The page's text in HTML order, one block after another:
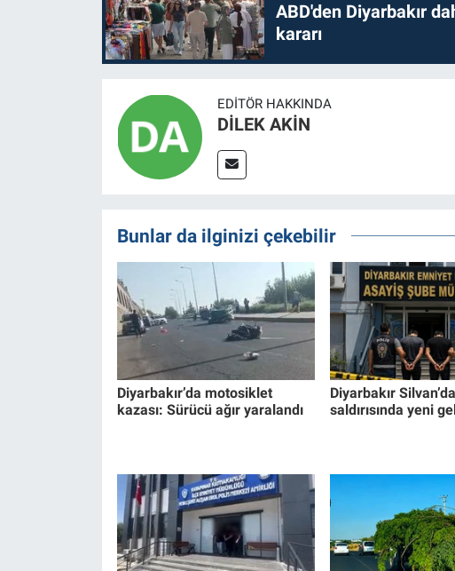
ABD'den Diyarbakır
kararı
EDITÖR HAKKINDA
DİLEK AKİN
Bunlar da ilginizi çekebilir
Diyarbakır’da motosiklet
kazası: Sürücü ağır yaralandı
Diyarbakır
saldırısında yeni